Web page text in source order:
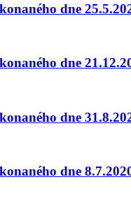
dne
dne
dne
dne